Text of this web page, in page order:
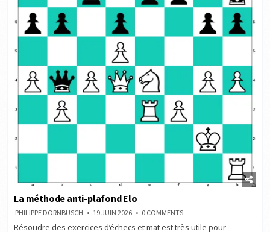
La méthode anti-plafond Elo
PHILIPPE DORNBUSCH 19 JUIN 2026 0 COMMENTSON
MÉTHODE
Résoudre des exercices d’échecs et mat est très utile pour